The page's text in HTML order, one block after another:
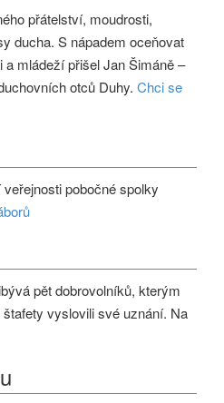
přátelství, moudrosti,
ducha. S nápadem oceňovat
a mládeží přišel Jan Šimáně –
otců Duhy. Chci se
pobočné spolky
pět dobrovolníků, kterým
vyslovili své uznání. Na